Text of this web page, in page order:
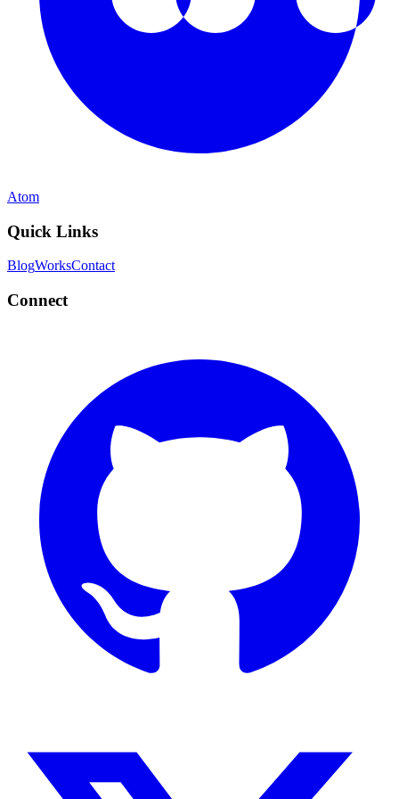
Atom
Quick Links
BlogWorksContact
Connect